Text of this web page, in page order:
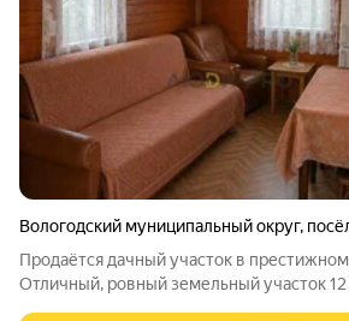
Вологодский муниципальный округ,
Продаётся дачный участок в
Отличный, ровный земельный участок 12